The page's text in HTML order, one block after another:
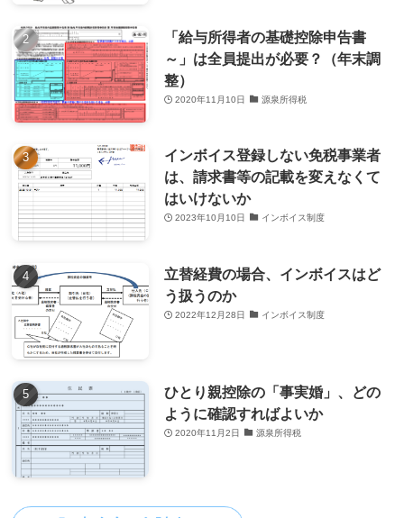
「給与所得者の基礎控除申告書
～」は全員提出が必要？（年末調
整）
2020年11月10日 源泉所得税
インボイス登録しない免税事業者
は、請求書等の記載を変えなくて
はいけないか
2023年10月10日 インボイス制度
立替経費の場合、インボイスはど
う扱うのか
2022年12月28日 インボイス制度
ひとり親控除の「事実婚」、どの
ように確認すればよいか
2020年11月2日 源泉所得税